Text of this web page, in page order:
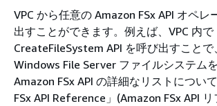
VPC から任意の Amazon FSx API オペレ
出すことができます。例えば、VPC 内で
CreateFileSystem API を呼び出すこと
Windows File Server ファイルシステム
Amazon FSx API の詳細なリストについ
FSx API Reference」(Amazon FSx API